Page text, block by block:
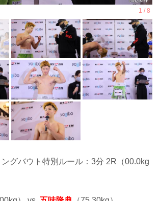
グバウト特別ルール：3分 2R（00.0kg